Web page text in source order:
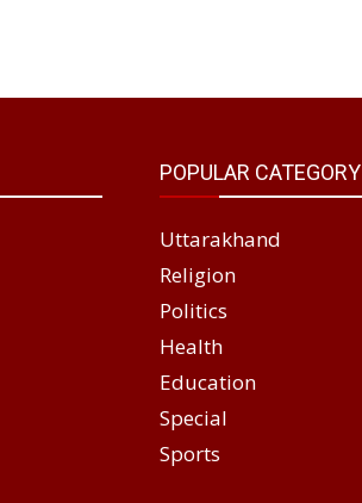
POPULAR CATEGORY
Uttarakhand
Religion
Politics
Health
Education
Special
Sports